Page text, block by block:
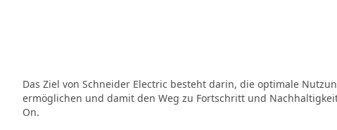
Das Ziel von Schneider Electric besteht darin, die optimale
ermöglichen und damit den Weg zu Fortschritt und
On.